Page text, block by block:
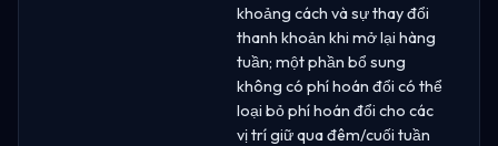
khoảng cách và sự thay đổi
thanh khoản khi mở lại hàng
tuần; một phần bổ sung
không có phí hoán đổi có thể
loại bỏ phí hoán đổi cho các
vị trí giữ qua đêm/cuối tuần